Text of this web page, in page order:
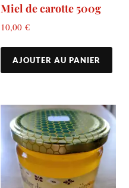
Miel de carotte 500g
10,00€
AJOUTER AU PANIER